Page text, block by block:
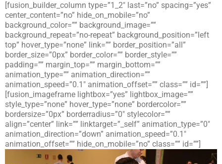
[fusion_builder_column type=”1_2″ last=”no” spacing=”yes”
center_content=”no” hide_on_mobile=”no”
background_color=”” background_image=””
background_repeat=”no-repeat” background_position=”left
top” hover_type=”none” link=”” border_position=”all”
border_size=”0px” border_color=”” border_style=””
padding=”” margin_top=”” margin_bottom=””
animation_type=”” animation_direction=””
animation_speed=”0.1″ animation_offset=”” class=”” id=””]
[fusion_imageframe lightbox=”yes” lightbox_image=””
style_type=”none” hover_type=”none” bordercolor=””
bordersize=”0px” borderradius=”0″ stylecolor=””
align=”center” link=”” linktarget=”_self” animation_type=”0″
animation_direction=”down” animation_speed=”0.1″
animation_offset=”” hide_on_mobile=”no” class=”” id=””]